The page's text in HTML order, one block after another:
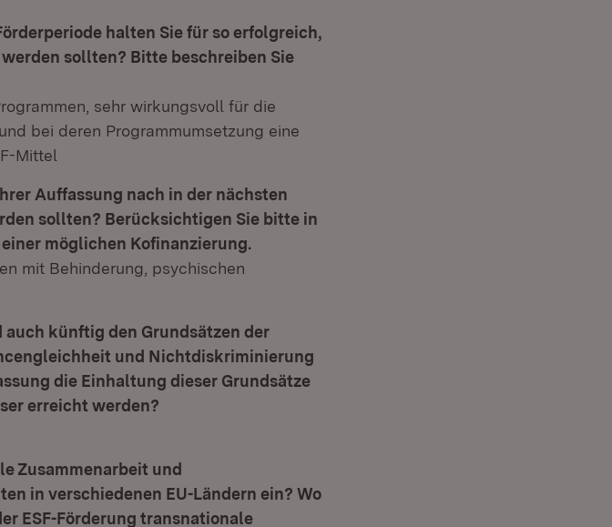
halten Sie für so erfolgreich,
sollten? Bitte beschreiben Sie
sehr wirkungsvoll für die
bei deren Programmumsetzung eine
Mittel
Auffassung nach in der nächsten
sollten? Berücksichtigen Sie bitte in
möglichen Kofinanzierung.
mit Behinderung, psychischen
künftig den Grundsätzen der
und Nichtdiskriminierung
die Einhaltung dieser Grundsätze
erreicht werden?
Zusammenarbeit und
in verschiedenen EU-Ländern ein? Wo
ESF-Förderung transnationale